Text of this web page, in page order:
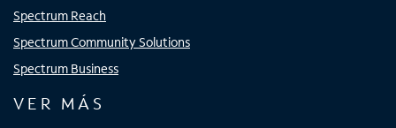
Spectrum Reach
Spectrum Community Solutions
Spectrum Business
VER MÁS